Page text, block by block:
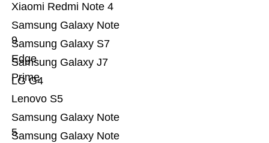
Samsung Galaxy Note
Samsung Galaxy Note
5
Lenovo S5
LG G4
Samsung Galaxy J7
Prime
Samsung Galaxy S7
Edge
Samsung Galaxy Note
9
Xiaomi Redmi Note 4